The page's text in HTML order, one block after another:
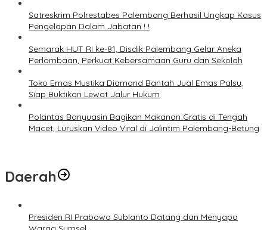
Satreskrim Polrestabes Palembang Berhasil Ungkap Kasus
Pengelapan Dalam Jabatan ! !
Semarak HUT RI ke-81, Disdik Palembang Gelar Aneka
Perlombaan, Perkuat Kebersamaan Guru dan Sekolah
Toko Emas Mustika Diamond Bantah Jual Emas Palsu,
Siap Buktikan Lewat Jalur Hukum
Polantas Banyuasin Bagikan Makanan Gratis di Tengah
Macet, Luruskan Video Viral di Jalintim Palembang-Betung
Daerah
Presiden RI Prabowo Subianto Datang dan Menyapa